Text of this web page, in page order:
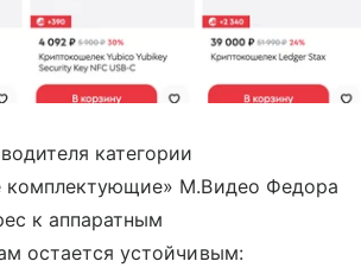
категории
комплектующие» М.Видео Федора
к аппаратным
остается устойчивым: